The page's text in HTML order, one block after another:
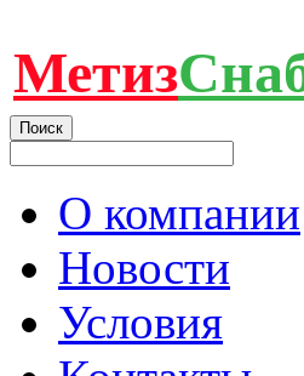
Метиз
О компании
Новости
Условия